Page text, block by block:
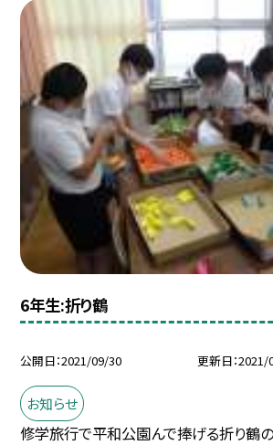
6年生:折り鶴
公開日 2021/09/30 更新日 2021/
お知らせ
修学旅行で平和公園んで捧げる折り鶴